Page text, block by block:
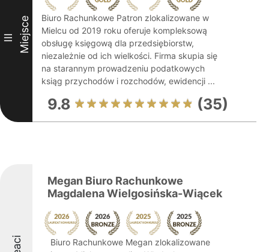
III Miejsce
Biuro Rachunkowe Patron zlokalizowane w
Mielcu od 2019 roku oferuje kompleksową
obsługę księgową dla przedsiębiorstw,
niezależnie od ich wielkości. Firma skupia się
na starannym prowadzeniu podatkowych
ksiąg przychodów i rozchodów, ewidencji ...
9.8 (35)
Megan Biuro Rachunkowe
Magdalena Wielgosińska-Wiącek
Biuro Rachunkowe Megan zlokalizowane